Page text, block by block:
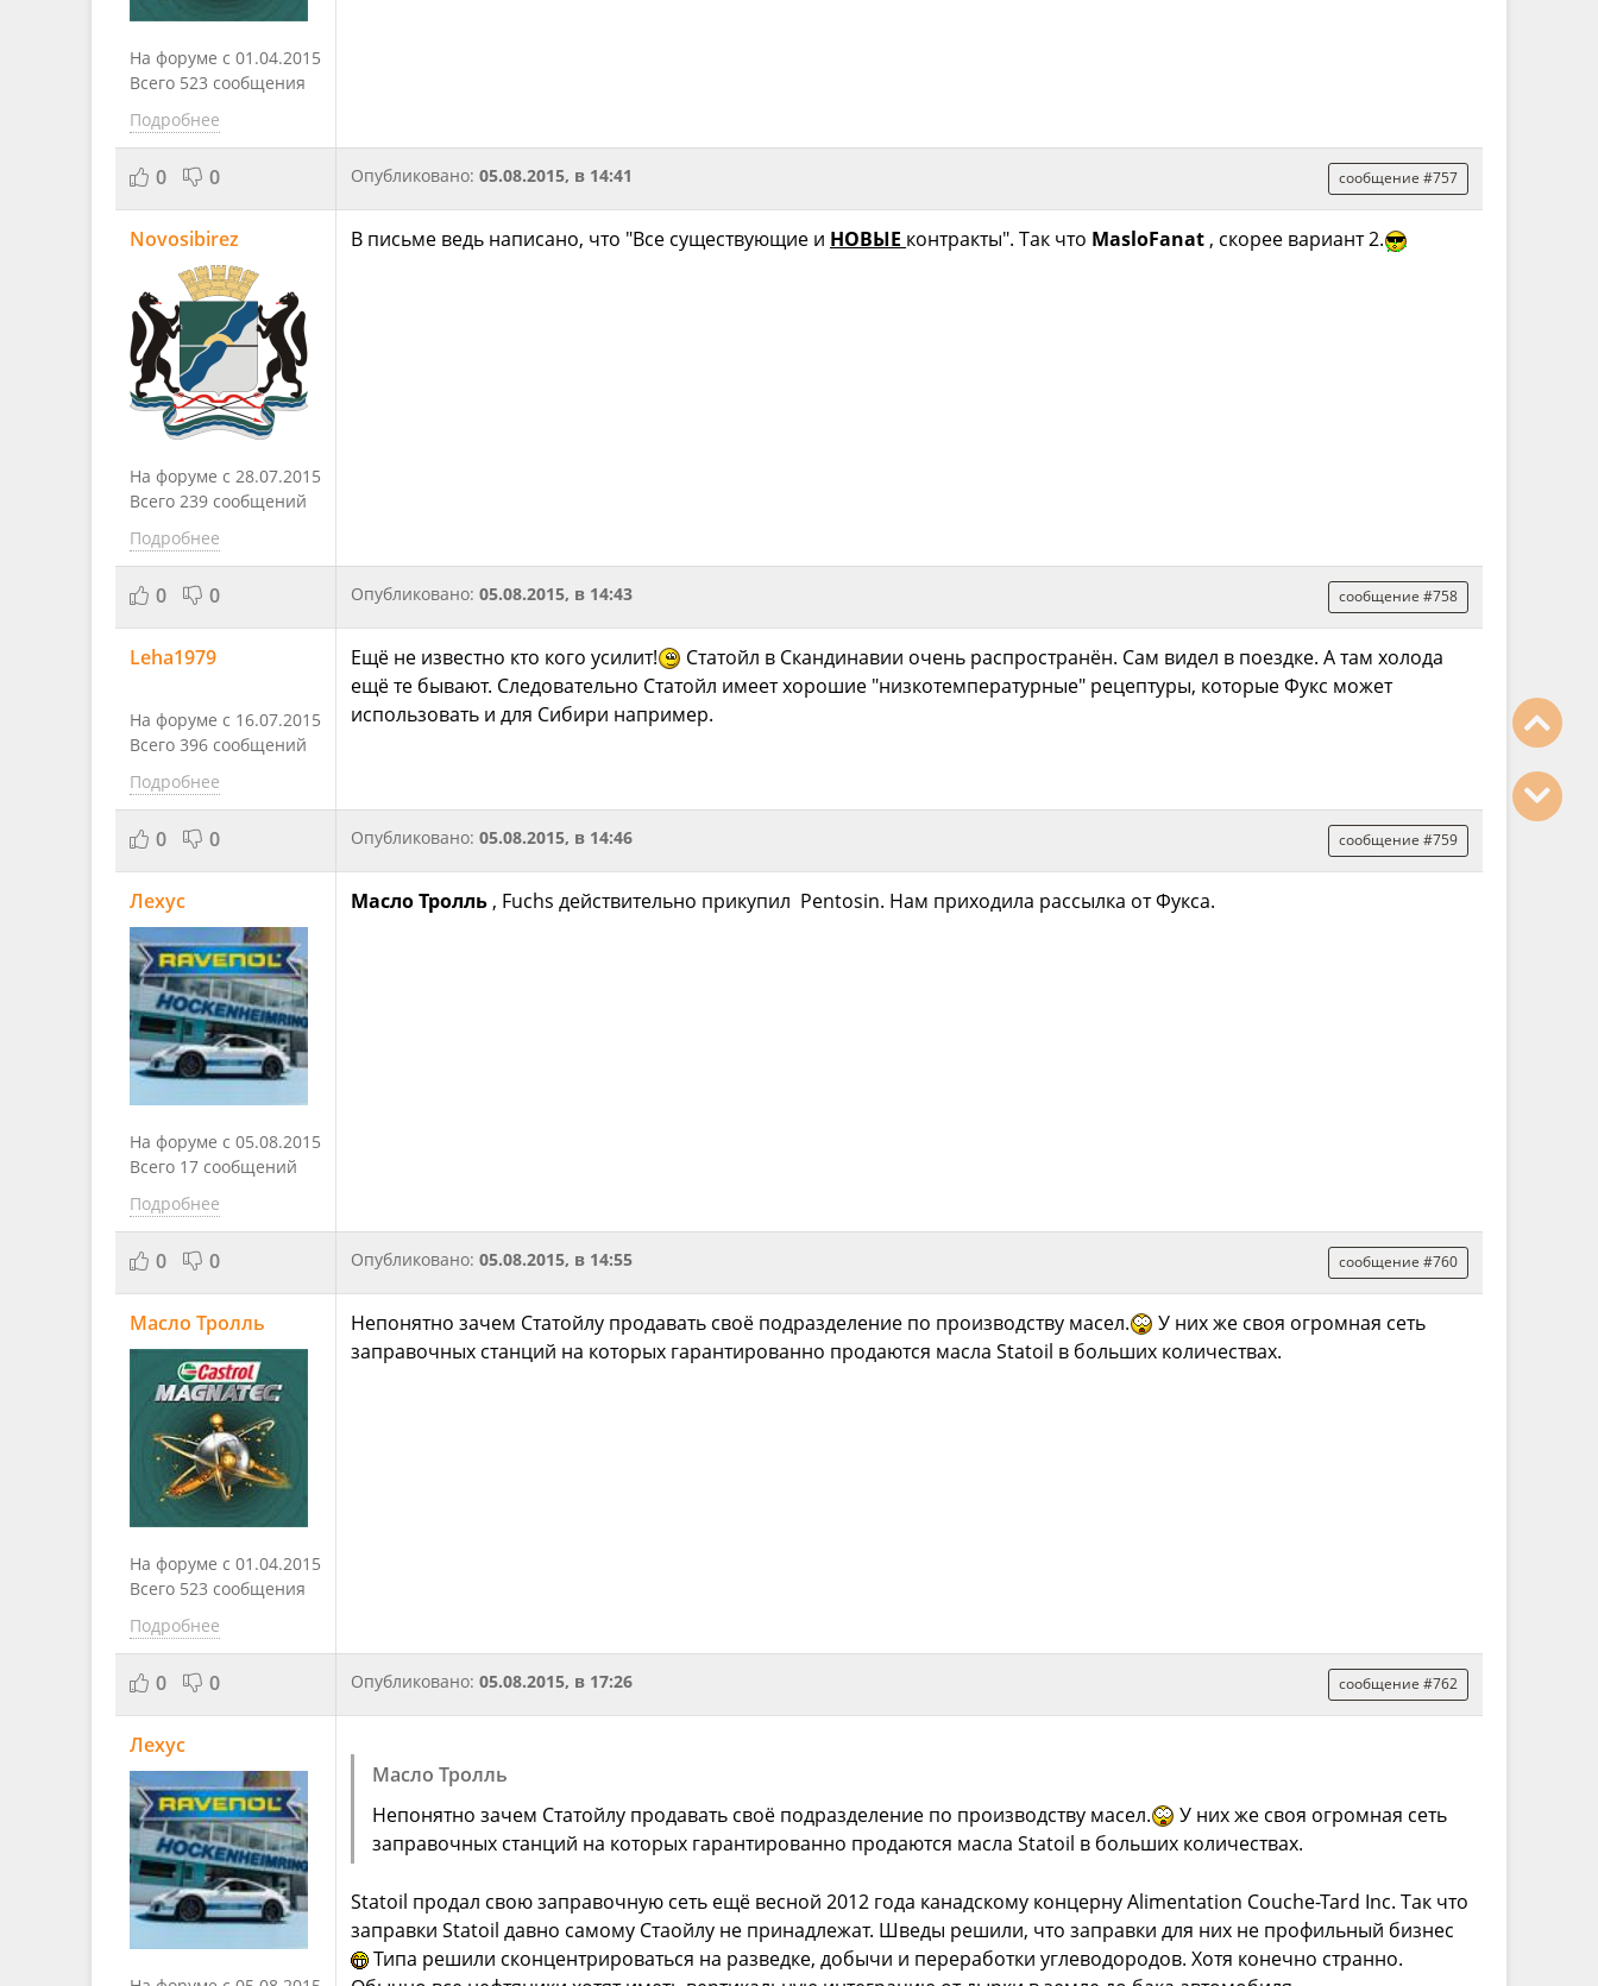
На форуме с 01.04.2015
Всего 523 сообщения
Подробнее
0 0 Опубликовано: 05.08.2015, в 14:41 сообщение #757
Novosibirez
На форуме с 28.07.2015
Всего 239 сообщений
Подробнее
В письме ведь написано, что "Все существующие и НОВЫЕ контракты". Так что MasloFanat , скорее вариант 2.
0 0 Опубликовано: 05.08.2015, в 14:43 сообщение #758
Leha1979
На форуме с 16.07.2015
Всего 396 сообщений
Подробнее
Ещё не известно кто кого усилит!
Статойл в Скандинавии очень распространён. Сам видел в поездке. А там холода
ещё те бывают. Следовательно Статойл имеет хорошие "низкотемпературные" рецептуры, которые Фукс может
использовать и для Сибири например.
0 0 Опубликовано: 05.08.2015, в 14:46 сообщение #759
Лехус
На форуме с 05.08.2015
Всего 17 сообщений
Подробнее
Масло Тролль , Fuchs действительно прикупил Pentosin. Нам приходила рассылка от Фукса.
0 0 Опубликовано: 05.08.2015, в 14:55 сообщение #760
Масло Тролль
На форуме с 01.04.2015
Всего 523 сообщения
Подробнее
Непонятно зачем Статойлу продавать своё подразделение по производству масел.
У них же своя огромная сеть
заправочных станций на которых гарантированно продаются масла Statoil в больших количествах.
0 0 Опубликовано: 05.08.2015, в 17:26 сообщение #762
Лехус
Масло Тролль
Непонятно зачем Статойлу продавать своё подразделение по производству масел.
У них же своя огромная сеть
заправочных станций на которых гарантированно продаются масла Statoil в больших количествах.
Statoil продал свою заправочную сеть ещё весной 2012 года канадскому концерну Alimentation Couche-Tard Inc. Так что
заправки Statoil давно самому Стаойлу не принадлежат. Шведы решили, что заправки для них не профильный бизнес
Типа решили сконцентрироваться на разведке, добычи и переработки углеводородов. Хотя конечно странно.